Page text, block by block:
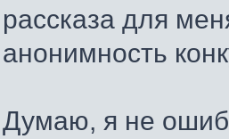
рассказа для
анонимность
Думаю, я не